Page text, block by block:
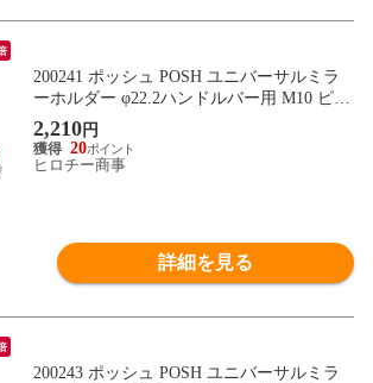
200241 ポッシュ POSH ユニバーサルミラ
ーホルダー φ22.2ハンドルバー用 M10 ピッ
チ1.25サイズ 赤
2,210円
20
ヒロチー商事
詳細を見る
200243 ポッシュ POSH ユニバーサルミラ